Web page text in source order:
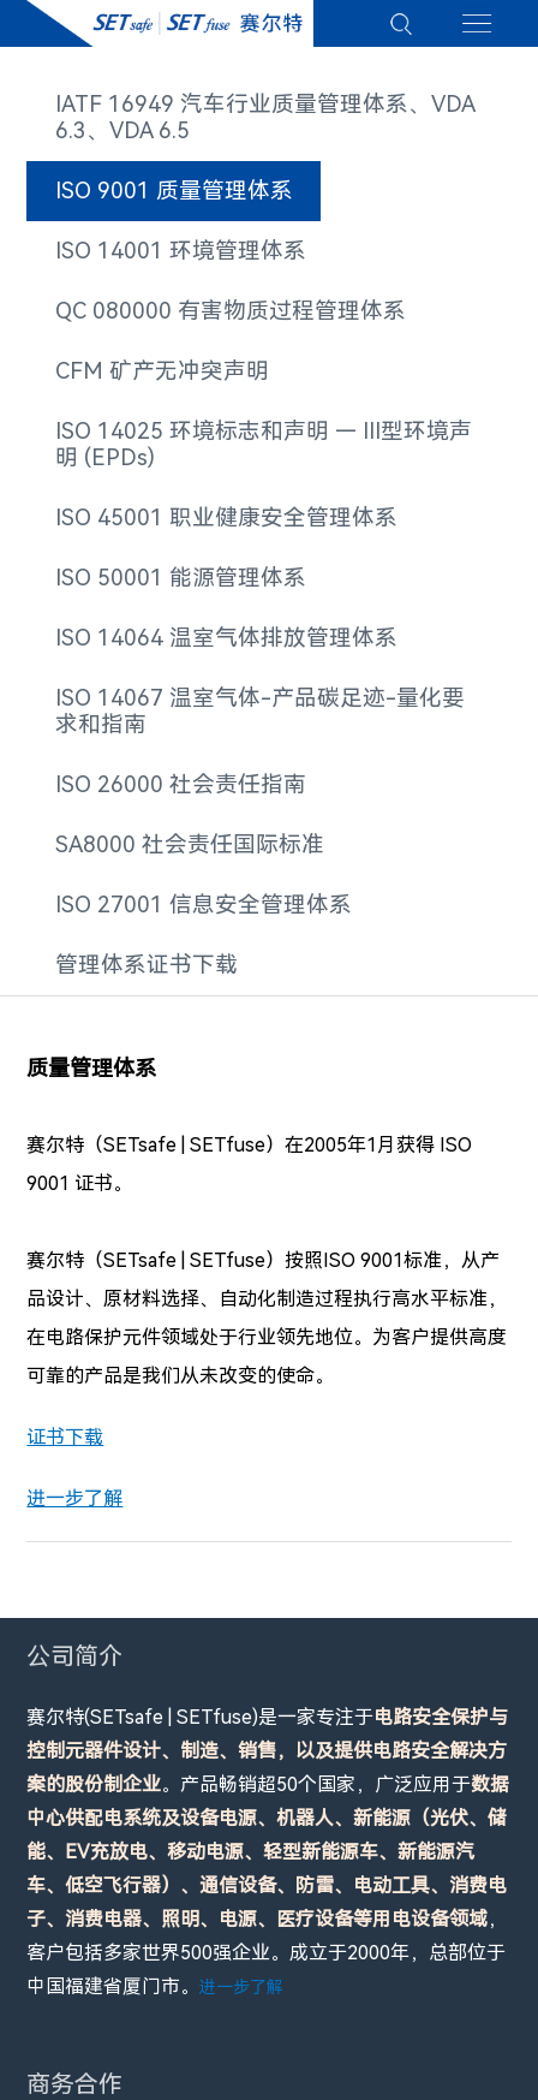
IATF 16949 汽车行业质量管理体系、VDA
6.3、VDA 6.5
ISO 9001 质量管理体系
ISO 14001 环境管理体系
QC 080000 有害物质过程管理体系
CFM​ 矿产无冲突声明
ISO 14025 环境标志和声明 — III型环境声
明 (EPDs)
ISO 45001 职业健康安全管理体系
ISO 50001 能源管理体系
ISO 14064 温室气体排放管理体系
ISO 14067 温室气体-产品碳足迹-量化要
求和指南
ISO 26000 社会责任指南
SA8000 社会责任国际标准
ISO 27001 信息安全管理体系
管理体系证书下载
质量管理体系
赛尔特（SETsafe | SETfuse）在2005年1月获得 ISO
9001 证书。
赛尔特（SETsafe | SETfuse）按照ISO 9001标准，从产
品设计、原材料选择、自动化制造过程执行高水平标准，
在电路保护元件领域处于行业领先地位。 为客户提供高度
可靠的产品是我们从未改变的使命。
证书下载
进一步了解
公司简介
赛尔特(SETsafe | SETfuse)是一家专注于电路安全保护与
控制元器件设计、制造、销售，以及提供电路安全解决方
案的股份制企业。产品畅销超50个国家，广泛应用于数据
中心供配电系统及设备电源、机器人、新能源（光伏、储
能、EV充放电、移动电源、轻型新能源车、新能源汽
车、低空飞行器）、通信设备、防雷、电动工具、消费电
子、消费电器、照明、电源、医疗设备等用电设备领域，
客户包括多家世界500强企业。成立于2000年，总部位于
中国福建省厦门市。进一步了解
商务合作